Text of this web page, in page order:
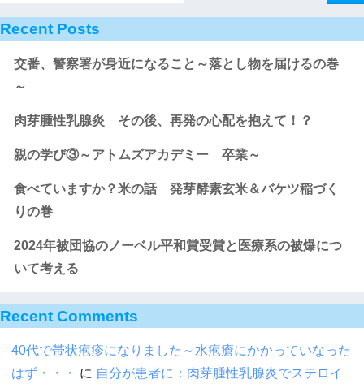
Recent Posts
交番、警察署が身近になること～落とし物を届けるの巻
～
肉芽腫性乳腺炎 その後、再発の心配を抱えて！？
親の学び③～アトムズアカデミー 卒業～
食べていますか？米の話 発芽酵素玄米＆バケツ稲づく
りの巻
2024年被団協のノーベル平和賞受賞と医療系の被爆につ
いて考える
Recent Comments
40代で帯状疱疹になりました～水疱瘡にかかっていなった
はず・・・
に 自分が患者に：肉芽腫性乳腺炎でステロイ